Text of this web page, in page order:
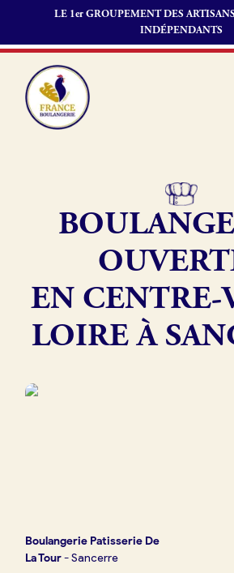
LE 1er GROUPEMENT DES
INDÉPENDANTS
Je suis
Je découvre
Boulangerie
Pourquoi
adhérer à
Offres
Fonds de
Je crée mon compte
EN CENTRE-
LOIRE À
Boulangerie Patisserie De
La Tour-Sancerre